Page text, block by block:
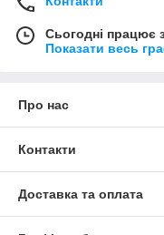
Сьогодні працює
Показати весь
Про нас
Контакти
Доставка та оплата